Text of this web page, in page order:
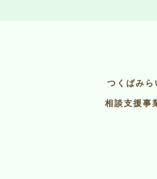
つくばみら
相談支援